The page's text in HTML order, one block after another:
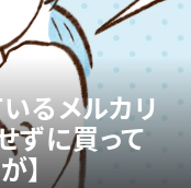
るメルカリ
ずに買って
】